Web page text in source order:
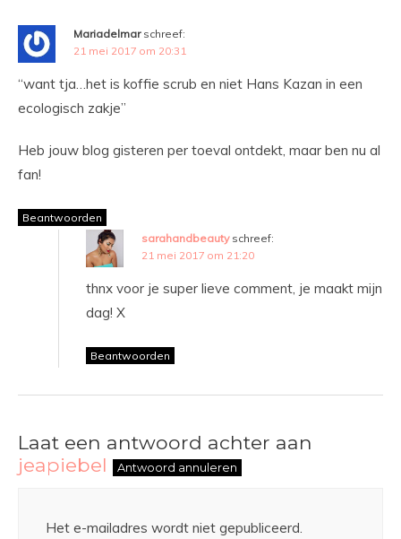
Mariadelmar schreef:
21 mei 2017 om 20:31
“want tja…het is koffie scrub en niet Hans Kazan in een
ecologisch zakje”
Heb jouw blog gisteren per toeval ontdekt, maar ben nu al
fan!
Beantwoorden
sarahandbeauty schreef:
21 mei 2017 om 21:20
thnx voor je super lieve comment, je maakt mijn
dag! X
Beantwoorden
Laat een antwoord achter aan
jeapiebel
Antwoord annuleren
Het e-mailadres wordt niet gepubliceerd.